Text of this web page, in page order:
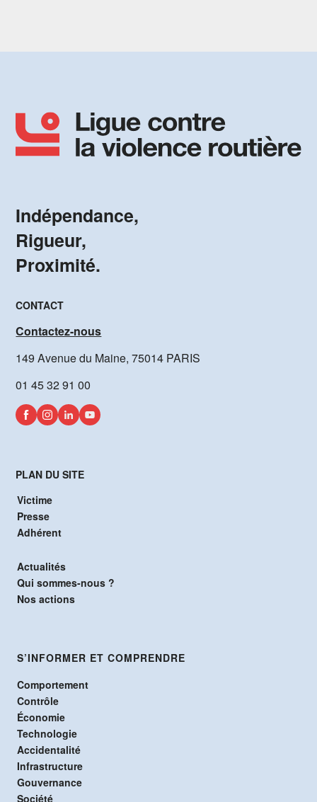
Indépendance,
Rigueur,
Proximité.
CONTACT
Contactez-nous
149 Avenue du Maine, 75014 PARIS
01 45 32 91 00
PLAN DU SITE
Victime
Presse
Adhérent
Actualités
Qui sommes-nous ?
Nos actions
S’INFORMER ET COMPRENDRE
Comportement
Contrôle
Économie
Technologie
Accidentalité
Infrastructure
Gouvernance
Société